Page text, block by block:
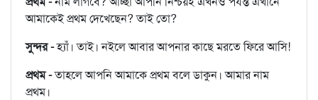
আমাকেই প্রথম দেখেছেন? তাই তো?
সুন্দর -হ্যাঁ। তাই। নইলে আবার আপনার কাছে মরতে ফিরে আসি!
প্রথম -তাহলে আপনি আমাকে প্রথম বলে ডাকুন। আমার নাম
প্রথম।